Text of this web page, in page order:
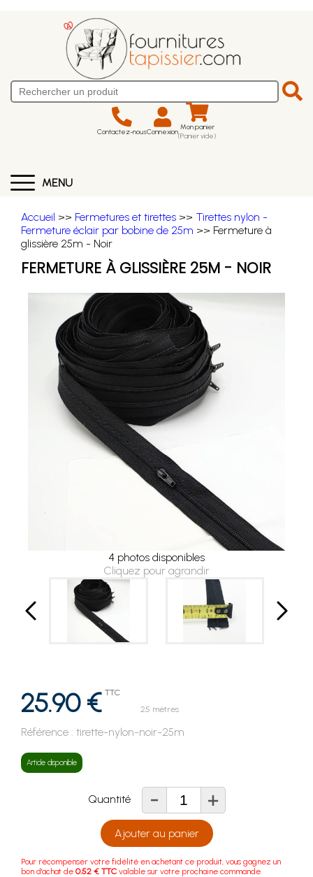
Contactez-nousConnexion Mon panier
(Panier vide)
MENU
Accueil >> Fermetures et tirettes >> Tirettes nylon -
Fermeture éclair par bobine de 25m >> Fermeture à
glissière 25m - Noir
FERMETURE À GLISSIÈRE 25M - NOIR
4 photos disponibles
Cliquez pour agrandir
25.90 € TTC
25 mètres
Référence : tirette-nylon-noir-25m
Article disponible
Quantité - +
Ajouter au panier
Pour récompenser votre fidélité en achetant ce produit, vous gagnez un
bon d'achat de 0.52 € TTC valable sur votre prochaine commande.